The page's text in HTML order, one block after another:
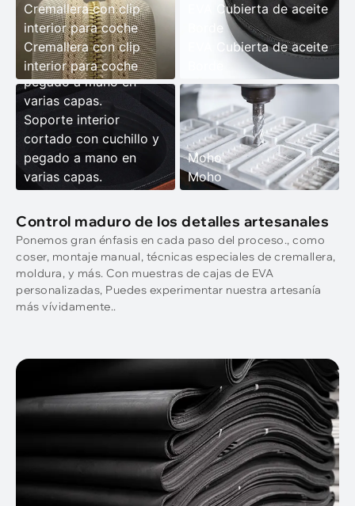
Cremallera con clip
interior para coche
Cremallera con clip
interior para coche
EVA Cubierta de aceite
Borde
EVA Cubierta de aceite
Soporte interior
cortado con cuchillo y
pegado a mano en
varias capas.
Soporte interior
cortado con cuchillo y
pegado a mano en
varias capas.
Moho
Moho
Control maduro de los detalles artesanales
Ponemos gran énfasis en cada paso del proceso., como
coser, montaje manual, técnicas especiales de cremallera,
moldura, y más. Con muestras de cajas de EVA
personalizadas, Puedes experimentar nuestra artesanía
más vívidamente..